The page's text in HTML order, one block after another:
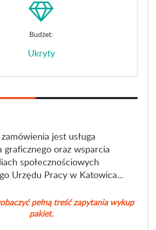
Budżet:
Ukryty
jest usługa
graficznego oraz wsparcia
społecznościowych
Urzędu Pracy w Katowica...
pełną treść zapytania wykup
pakiet.